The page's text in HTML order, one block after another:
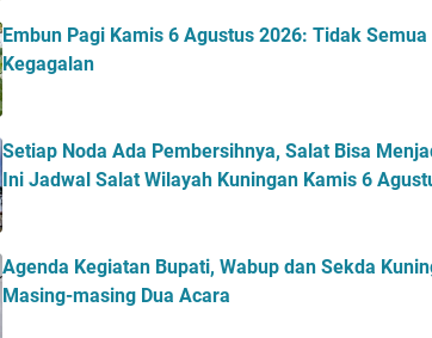
Embun Pagi Kamis 6 Agustus 2026: Tidak
Kegagalan
Setiap Noda Ada Pembersihnya, Salat Bisa
Ini Jadwal Salat Wilayah Kuningan Kamis 6
Agenda Kegiatan Bupati, Wabup dan Sekda
Masing-masing Dua Acara